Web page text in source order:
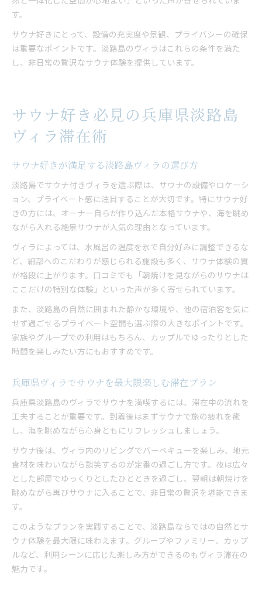
す。
サウナ好きにとって、設備の充実度や景観、プライバシーの確保
は重要なポイントです。淡路島のヴィラはこれらの条件を満た
し、非日常の贅沢なサウナ体験を提供しています。
サウナ好き必見の兵庫県淡路島
ヴィラ滞在術
サウナ好きが満足する淡路島ヴィラの選び方
淡路島でサウナ付きヴィラを選ぶ際は、サウナの設備やロケーシ
ョン、プライベート感に注目することが大切です。特にサウナ好
きの方には、オーナー自らが作り込んだ本格サウナや、海を眺め
ながら入れる絶景サウナが人気の理由となっています。
ヴィラによっては、水風呂の温度を氷で自分好みに調整できるな
ど、細部へのこだわりが感じられる施設も多く、サウナ体験の質
が格段に上がります。口コミでも「朝焼けを見ながらのサウナは
ここだけの特別な体験」といった声が多く寄せられています。
また、淡路島の自然に囲まれた静かな環境や、他の宿泊客を気に
せず過ごせるプライベート空間も選ぶ際の大きなポイントです。
家族やグループでの利用はもちろん、カップルでゆったりとした
時間を楽しみたい方にもおすすめです。
兵庫県ヴィラでサウナを最大限楽しむ滞在プラン
兵庫県淡路島のヴィラでサウナを満喫するには、滞在中の流れを
工夫することが重要です。到着後はまずサウナで旅の疲れを癒
し、海を眺めながら心身ともにリフレッシュしましょう。
サウナ後は、ヴィラ内のリビングでバーベキューを楽しみ、地元
食材を味わいながら談笑するのが定番の過ごし方です。夜は広々
とした部屋でゆっくりとしたひとときを過ごし、翌朝は朝焼けを
眺めながら再びサウナに入ることで、非日常の贅沢を堪能できま
す。
このようなプランを実践することで、淡路島ならではの自然とサ
ウナ体験を最大限に味わえます。グループやファミリー、カップ
ルなど、利用シーンに応じた楽しみ方ができるのもヴィラ滞在の
魅力です。